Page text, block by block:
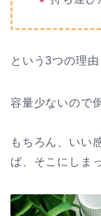
という3つの理由
容量少ないので
もちろん、いい
ば、そこにしま